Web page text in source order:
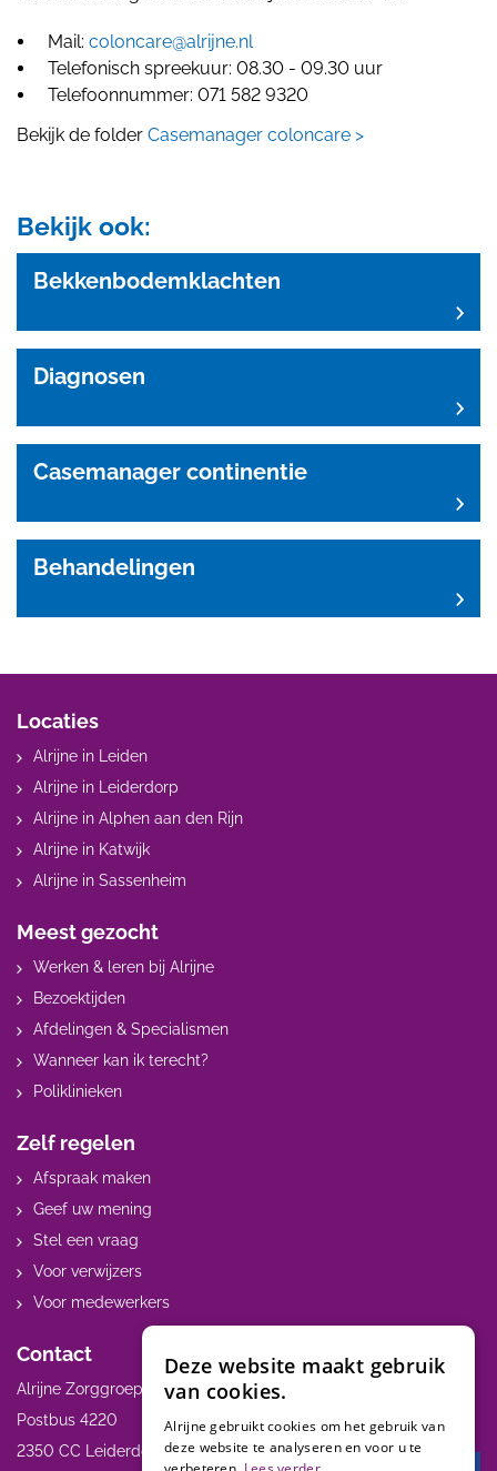
Mail: coloncare@alrijne.nl
Telefonisch spreekuur: 08.30 - 09.30 uur
Telefoonnummer: 071 582 9320
Bekijk de folder Casemanager coloncare >
Bekijk ook:
Bekkenbodemklachten
Diagnosen
Casemanager continentie
Behandelingen
Locaties
Alrijne in Leiden
Alrijne in Leiderdorp
Alrijne in Alphen aan den Rijn
Alrijne in Katwijk
Alrijne in Sassenheim
Meest gezocht
Werken & leren bij Alrijne
Bezoektijden
Afdelingen & Specialismen
Wanneer kan ik terecht?
Poliklinieken
Zelf regelen
Afspraak maken
Geef uw mening
Stel een vraag
Voor verwijzers
Voor medewerkers
Contact
Alrijne Zorggroep
Postbus 4220
2350 CC Leiderdorp
Deze website maakt gebruik
van cookies.
Alrijne gebruikt cookies om het gebruik van
deze website te analyseren en voor u te